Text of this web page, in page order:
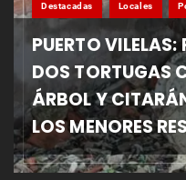
Destacadas Locales
PUERTO
DOS TORTUGAS
ÁRBOL Y
LOS MENORES